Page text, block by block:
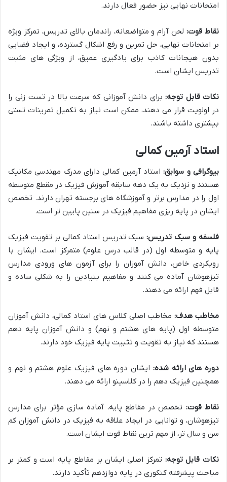
امتحانات نهایی نیز حضور فعال دارند.
نقاط قوت:لحن آرام و متواضعانه، راندمان بالای تدریس، تمرکز ویژه
بر امتحانات نهایی، حل تمرین و رفع اشکال گسترده، و ایجاد فضایی
بدون هیجانات کاذب برای یادگیری عمیق، از ویژگی های مثبت
تدریس ایشان است.
نکات قابل توجه:برای دانش آموزانی که سرعت بالا در تست زنی را
در اولویت قرار می دهند، ممکن است نیاز به تکمیل تمرینات تستی
بیشتری داشته باشند.
استاد آرمین کمالی
بیوگرافی و سوابق:استاد آرمین کمالی دارای مدرک مهندسی مکانیک
هستند و نزدیک به یک دهه سابقه آموزش فیزیک در مقطع متوسطه
اول را در مدارس برتر و آموزشگاه های برجسته تهران دارند. تخصص
ایشان در پایه ریزی مفاهیم فیزیک در سنین پایین تر است.
فلسفه و سبک تدریس:سبک تدریس استاد کمالی بر تقویت فیزیک
پایه و متوسطه اول (در قالب درس علوم) متمرکز است. ایشان با
رویکردی خاص، دانش آموزان را برای آزمون های ورودی مدارس
تیزهوشان آماده می کنند و مفاهیم بنیادین را به شکلی ساده و
قابل فهم ارائه می دهند.
مخاطب هدف: مخاطب اصلی کلاس های استاد کمالی، دانش آموزان
متوسطه اول (پایه های هشتم و نهم) و دانش آموزان پایه دهم
هستند که نیاز به تقویت و تثبیت پایه فیزیک خود دارند.
دوره های ارائه شده: ایشان دوره های فیزیک علوم هشتم و نهم و
همچنین فیزیک دهم را در کلاسینو ارائه می دهند.
نقاط قوت: تخصص در مقاطع پایه، آماده سازی مؤثر برای مدارس
تیزهوشان، و توانایی در ایجاد علاقه به فیزیک در دانش آموزان کم
سن و سال تر، از مهم ترین نقاط قوت ایشان است.
نکات قابل توجه: تمرکز اصلی ایشان بر مقاطع پایه است و کمتر بر
مباحث پیشرفته کنکوری در پایه دوازدهم تأکید دارند.